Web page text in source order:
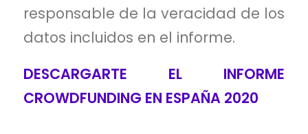
responsable de la veracidad de los
datos incluidos en el informe.
DESCARGARTE EL INFORME
CROWDFUNDING EN ESPAÑA 2020